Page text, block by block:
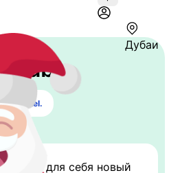
Дубаи
Hotel.
для себя новый